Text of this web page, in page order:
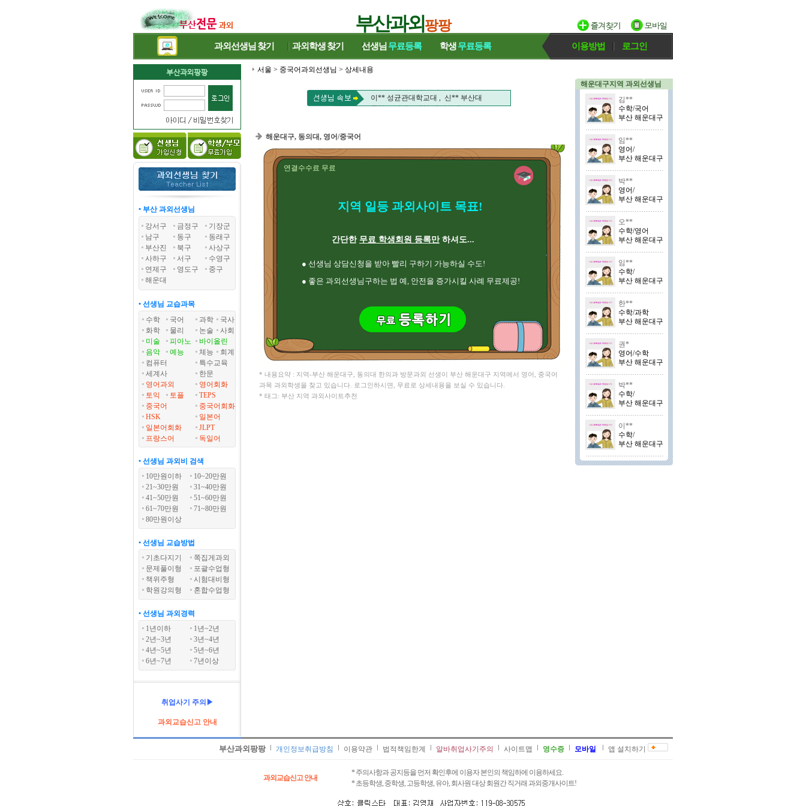
부산과외팡팡
과외선생님 찾기 과외학생찾기 선생님 무료등록 학생무료등록 이용방법 로그인
• 부산 과외선생님
강서구
금정구
기장군
남구
동구
동래구
부산진
북구
사상구
사하구
서구
수영구
연제구
영도구
중구
해운대
• 선생님 교습과목
수학
국어 과학
국사
화학
물리 논술
사회
미술
피아노
바이올린
음악
예능 체능
회계
컴퓨터
특수교육
세계사
한문
영어과외
영어회화
토익
토플
TEPS
중국어
중국어회화
HSK
일본어
일본어회화
JLPT
프랑스어
독일어
• 선생님 과외비 검색
10만원이하
10~20만원
21~30만원
31~40만원
41~50만원
51~60만원
61~70만원
71~80만원
80만원이상
• 선생님 교습방법
기초다지기
쪽집게과외
문제풀이형
포괄수업형
책위주형
시험대비형
학원강의형
혼합수업형
• 선생님 과외경력
1년이하
1년~2년
2년~3년
3년~4년
4년~5년
5년~6년
6년~7년
7년이상
취업사기 주의▶
과외교습신고 안내
서울 > 중국어과외선생님 > 상세내용
이** 성균관대학교대 , 신** 부산대
주** 고려대 , 배** 게이오대
해운대구, 동의대, 영어/중국어
연결수수료 무료
지역 일등 과외사이트 목표!
간단한 무료 학생회원 등록만하셔도...
● 선생님 상담신청을 받아 빨리 구하기 가능하실 수도!
● 좋은 과외선생님구하는 법 예, 안전을 증가시킬 사례 무료제공!
* 내용요약 : 지역-부산 해운대구, 동의대 한의과 방문과외 선생이 부산 해운대구 지역에서 영어, 중국어
과목 과외학생을 찾고 있습니다. 로그인하시면, 무료로 상세내용을 보실 수 있습니다.
* 태그: 부산 지역 과외사이트추천
해운대구지역 과외선생님
김**
수학/국어
부산 해운대구
임**
영어/
부산 해운대구
박**
영어/
부산 해운대구
오**
수학/영어
부산 해운대구
임**
수학/
부산 해운대구
한**
수학/과학
부산 해운대구
권*
영어/수학
부산 해운대구
박**
수학/
부산 해운대구
이**
수학/
부산 해운대구
부산과외팡팡 개인정보취급방침 이용약관 법적책임한계 알바취업사기주의 사이트맵 영수증 모바일 앱 설치하기
과외교습신고 안내
* 주의사항과 공지등을 먼저 확인후에 이용자 본인의 책임하에 이용하세요.
* 초등학생, 중학생, 고등학생, 유아, 회사원 대상 회원간 직거래 과외중개사이트!